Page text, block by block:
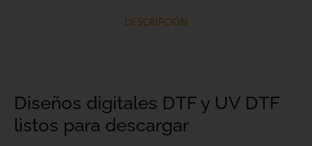
DESCRIPCIÓN
Diseños digitales DTF y UV DTF
listos para descargar